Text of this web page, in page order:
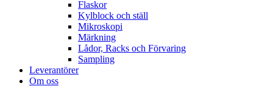
Flaskor
Kylblock och ställ
Mikroskopi
Märkning
Lådor, Racks och Förvaring
Sampling
Leverantörer
Om oss